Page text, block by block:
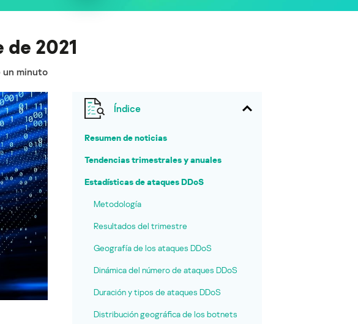
2021
minuto
Índice
Resumen de noticias
Tendencias trimestrales y anuales
Estadísticas de ataques DDoS
Metodología
Resultados del trimestre
Geografía de los ataques DDoS
Dinámica del número de ataques DDoS
Duración y tipos de ataques DDoS
Distribución geográfica de los botnets